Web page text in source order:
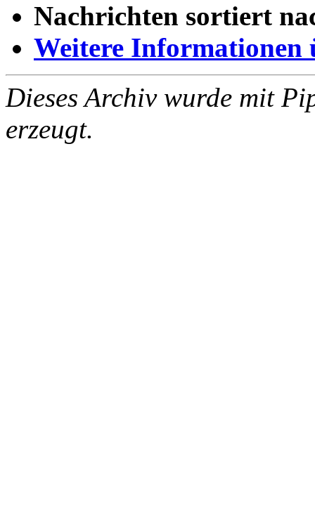
Nachrichten sortiert
Weitere Informationen
Dieses Archiv wurde mit
erzeugt.